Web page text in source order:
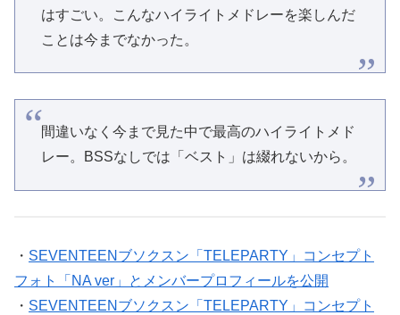
はすごい。こんなハイライトメドレーを楽しんだ
ことは今までなかった。
間違いなく今まで見た中で最高のハイライトメド
レー。BSSなしでは「ベスト」は綴れないから。
・ SEVENTEENブソクスン「TELEPARTY」コンセプト
フォト「NA ver」とメンバープロフィールを公開
・ SEVENTEENブソクスン「TELEPARTY」コンセプト